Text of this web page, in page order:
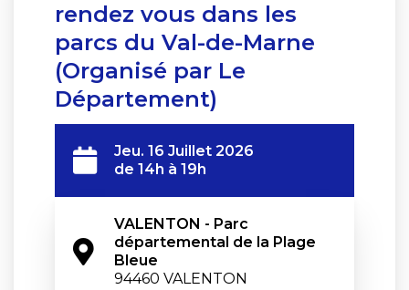
rendez vous dans les
parcs du Val-de-Marne
(Organisé par Le
Département)
Jeu. 16 Juillet 2026
de 14h à 19h
VALENTON - Parc
départemental de la Plage
Bleue
94460 VALENTON